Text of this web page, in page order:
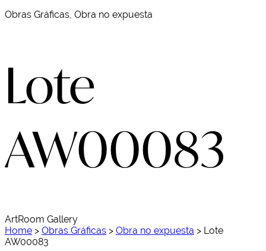
Obras Gráficas, Obra no expuesta
Lote
AW00083
ArtRoom Gallery
Home > Obras Gráficas > Obra no expuesta > Lote
AW00083